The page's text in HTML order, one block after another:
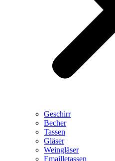
Geschirr
Becher
Tassen
Gläser
Weingläser
Emailletassen